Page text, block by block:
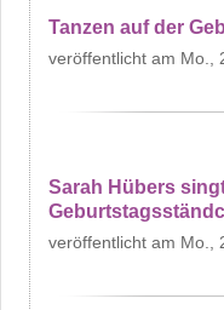
Tanzen auf der
Mo.,
Sarah Hübers
Mo.,